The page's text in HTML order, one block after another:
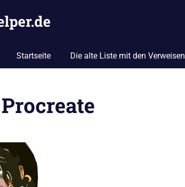
Startseite Die alte Liste mit den Verweisen
Procreate